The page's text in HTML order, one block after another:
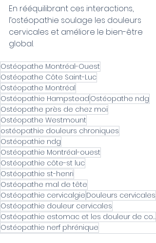
En rééquilibrant ces interactions,
l’ostéopathie soulage les douleurs
cervicales et améliore le bien-être
global.
Ostéopathe Montréal-Ouest
Ostéopathe Côte Saint-Luc
Ostéopathe Montréal
Ostéopathie Hampstead Ostéopathe ndg
Ostéopathe près de chez moi
Ostéopathe Westmount
ostéopathie douleurs chroniques
Ostéopathie ndg
Ostéopathie Montréal-ouest
Ostéopathie côte-st luc
Ostéopathie st-henri
Ostéopathe mal de tête
Ostéopathie cervicalgie Douleurs cervicales
Ostéopathie douleur cervicales
Ostéopathie estomac et les douleur de cou
Ostéopathie nerf phrénique